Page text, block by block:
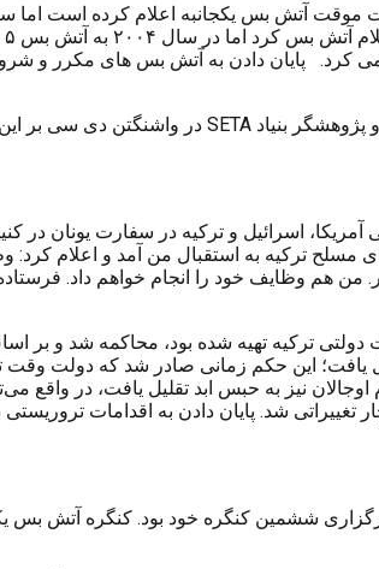
آتش بس یکجانبه اعلام کرده است
می کرد. پایان دادن به آتش بس های
و پژوهشگر بنیاد SETA در واشنگتن دی سی بر
سرویس های جاسوسی آمریکا، اسرائیل و ترکیه در
ترکیه به استقبال من آمد و اعلام کرد:
من هم وظایف خود را انجام خواهم داد.
یافت؛ این حکم زمانی صادر شد که دولت وقت
نیز به حبس ابد تقلیل یافت، در
شد. پایان دادن به اقدامات
اوجالان در ۱۵ فوریه سال ۱۹۹۹ گروه در حال برگزاری ششمین